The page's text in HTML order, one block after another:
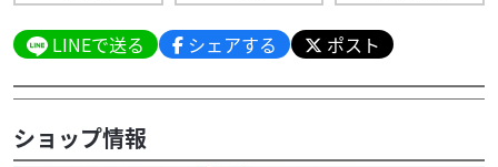
LINEで送る シェアする ポスト
ショップ情報